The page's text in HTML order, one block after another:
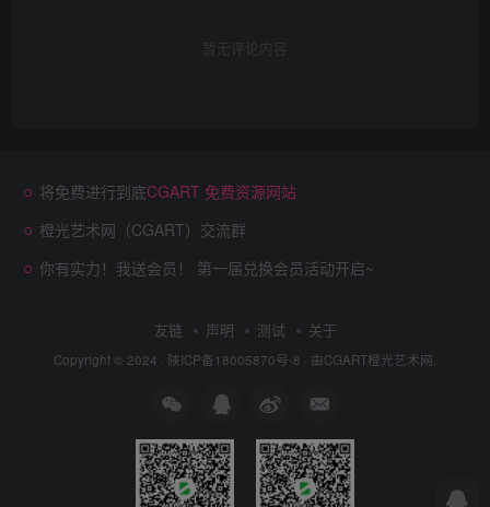
暂无评论内容
将免费进行到底CGART 免费资源网站
橙光艺术网（CGART）交流群
你有实力！我送会员！ 第一届兑换会员活动开启~
友链 声明 测试 关于
Copyright © 2024 · 陕ICP备18005870号-8 · 由CGART橙光艺术网.